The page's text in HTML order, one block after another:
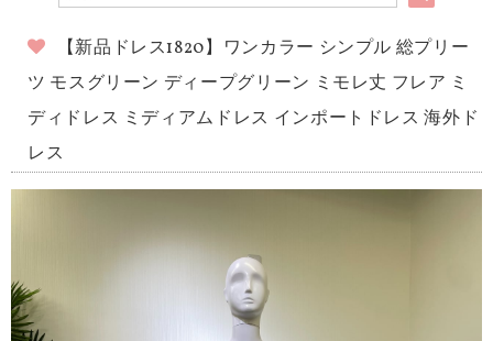
【新品ドレス1820】ワンカラー シンプル 総プリー
ツ モスグリーン ディープグリーン ミモレ丈 フレア ミ
ディドレス ミディアムドレス インポートドレス 海外ド
レス